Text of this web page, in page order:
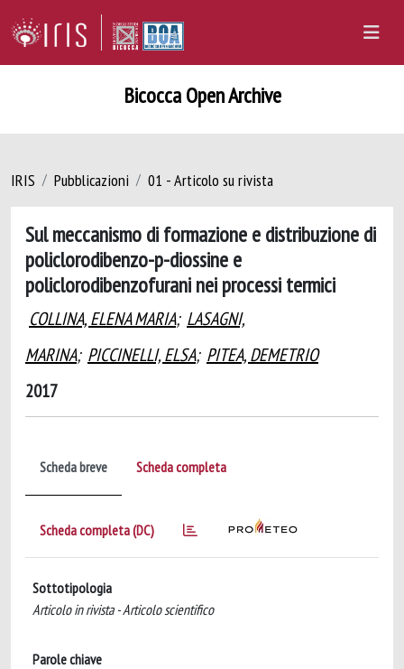
Bicocca Open Archive
IRIS Pubblicazioni 01 - Articolo su rivista
Sul meccanismo di formazione e distribuzione di
policlorodibenzo-p-diossine e
policlorodibenzofurani nei processi termici
COLLINA, ELENA MARIA; LASAGNI,
MARINA; PICCINELLI, ELSA; PITEA, DEMETRIO
2017
Scheda breve Scheda completa
Scheda completa (DC)
Sottotipologia
Articolo in rivista - Articolo scientifico
Parole chiave